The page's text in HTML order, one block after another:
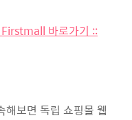
바로가기 ::
해보면 독립 쇼핑몰 웹